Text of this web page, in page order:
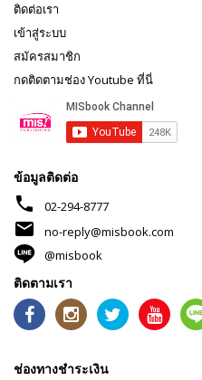
ติดต่อเรา
เข้าสู่ระบบ
สมัครสมาชิก
กดติดตามช่อง Youtube ที่นี่
ข้อมูลติดต่อ
phone 02-294-8777
mail
no-reply@misbook.com
@misbook
ติดตามเรา
ช่องทางชำระเงิน